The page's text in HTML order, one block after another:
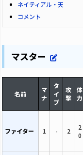
ネイティアル・天
コメント
マスター
名前
マ
ナ
タ
イ
プ
攻
撃
体
力
ファイター 1 - 2
2
0